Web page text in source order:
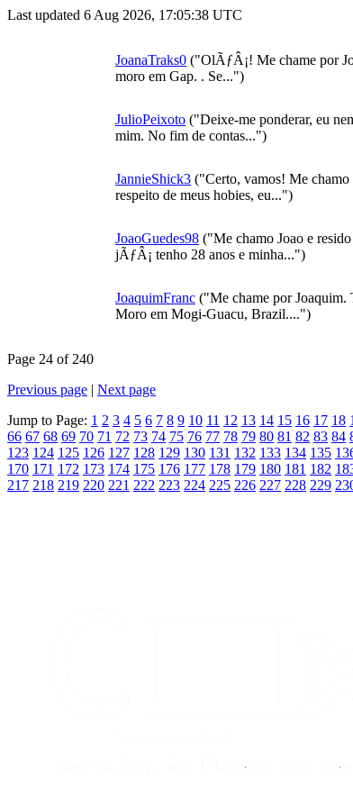
Last updated 6 Aug 2026, 17:05:38 UTC
JoanaTraks0 ("OlÃƒÂ¡! Me chame por
moro em Gap. . Se...")
JulioPeixoto ("Deixe-me ponderar, eu
mim. No fim de contas...")
JannieShick3 ("Certo, vamos! Me
respeito de meus hobies, eu...")
JoaoGuedes98 ("Me chamo Joao e
jÃƒÂ¡ tenho 28 anos e minha...")
JoaquimFranc ("Me chame por Joaquim.
Moro em Mogi-Guacu, Brazil....")
Page 24 of 240
Previous page | Next page
Jump to Page: 1 2 3 4 5 6 7 8 9 10 11 12 13 14 15 16 17 18
66 67 68 69 70 71 72 73 74 75 76 77 78 79 80 81 82 83 84
123 124 125 126 127 128 129 130 131 132 133 134 135
170 171 172 173 174 175 176 177 178 179 180 181 182
217 218 219 220 221 222 223 224 225 226 227 228 229